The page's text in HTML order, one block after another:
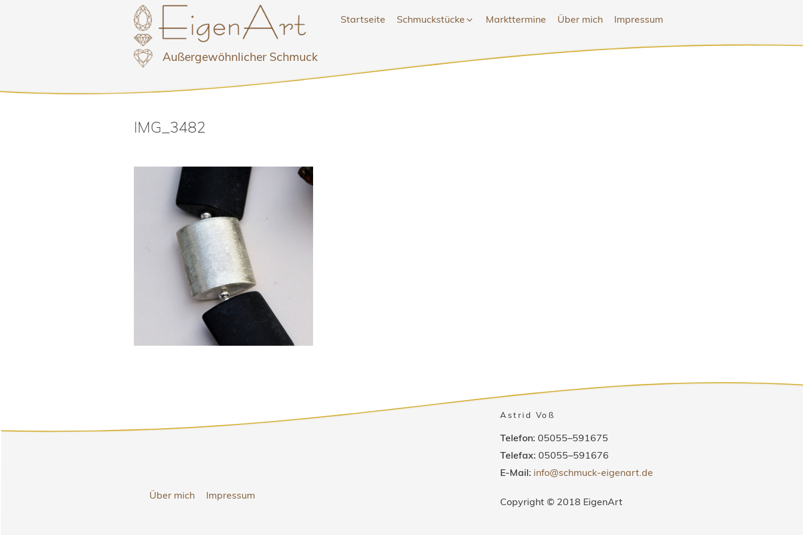
Außergewöhnlicher Schmuck
Startseite Schmuckstücke Markttermine Über mich Impressum
IMG_3482
Über mich Impressum
Astrid Voß
Telefon: 05055–591675
Telefax: 05055–591676
E-Mail: info@schmuck-eigenart.de
Copyright © 2018 EigenArt